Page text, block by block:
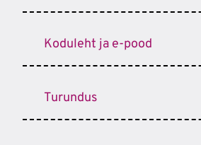
Koduleht ja e-pood
Turundus